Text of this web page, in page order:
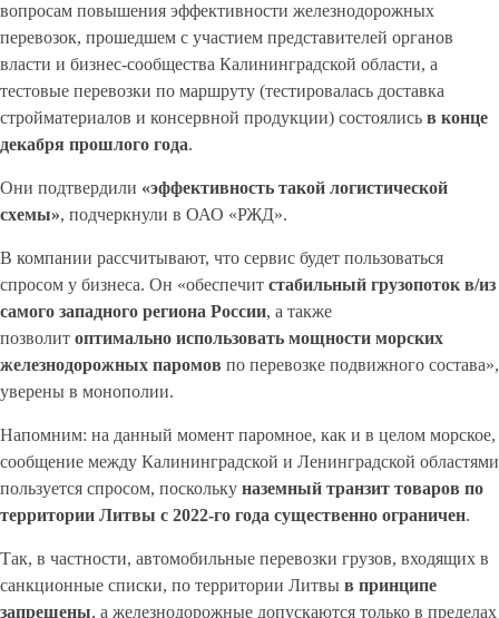
вопросам повышения эффективности железнодорожных
перевозок, прошедшем с участием представителей органов
власти и бизнес-сообщества Калининградской области, а
тестовые перевозки по маршруту (тестировалась доставка
стройматериалов и консервной продукции) состоялись в конце
декабря прошлого года.
Они подтвердили «эффективность такой логистической
схемы», подчеркнули в ОАО «РЖД».
В компании рассчитывают, что сервис будет пользоваться
спросом у бизнеса. Он «обеспечит стабильный грузопоток в/из
самого западного региона России, а также
позволит оптимально использовать мощности морских
железнодорожных паромов по перевозке подвижного состава»,
уверены в монополии.
Напомним: на данный момент паромное, как и в целом морское,
сообщение между Калининградской и Ленинградской областями
пользуется спросом, поскольку наземный транзит товаров по
территории Литвы с 2022-го года существенно ограничен.
Так, в частности, автомобильные перевозки грузов, входящих в
санкционные списки, по территории Литвы в принципе
запрещены, а железнодорожные допускаются только в пределах